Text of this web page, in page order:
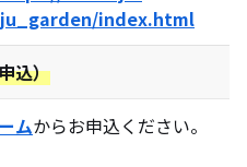
index.html
込）
ムからお申込ください。